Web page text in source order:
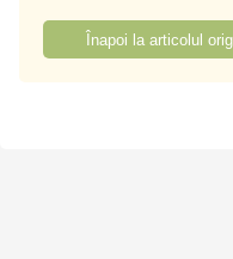
Înapoi la articolul